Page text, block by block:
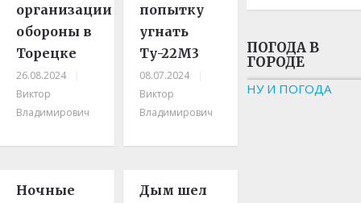
организации
обороны в
Торецке
26.08.2024
Виктор
Владимирович
попытку
угнать
Ту-22М3
08.07.2024
Виктор
Владимирович
Ночные
Дым шел
ПОГОДА В
ГОРОДЕ
НУ И ПОГОДА